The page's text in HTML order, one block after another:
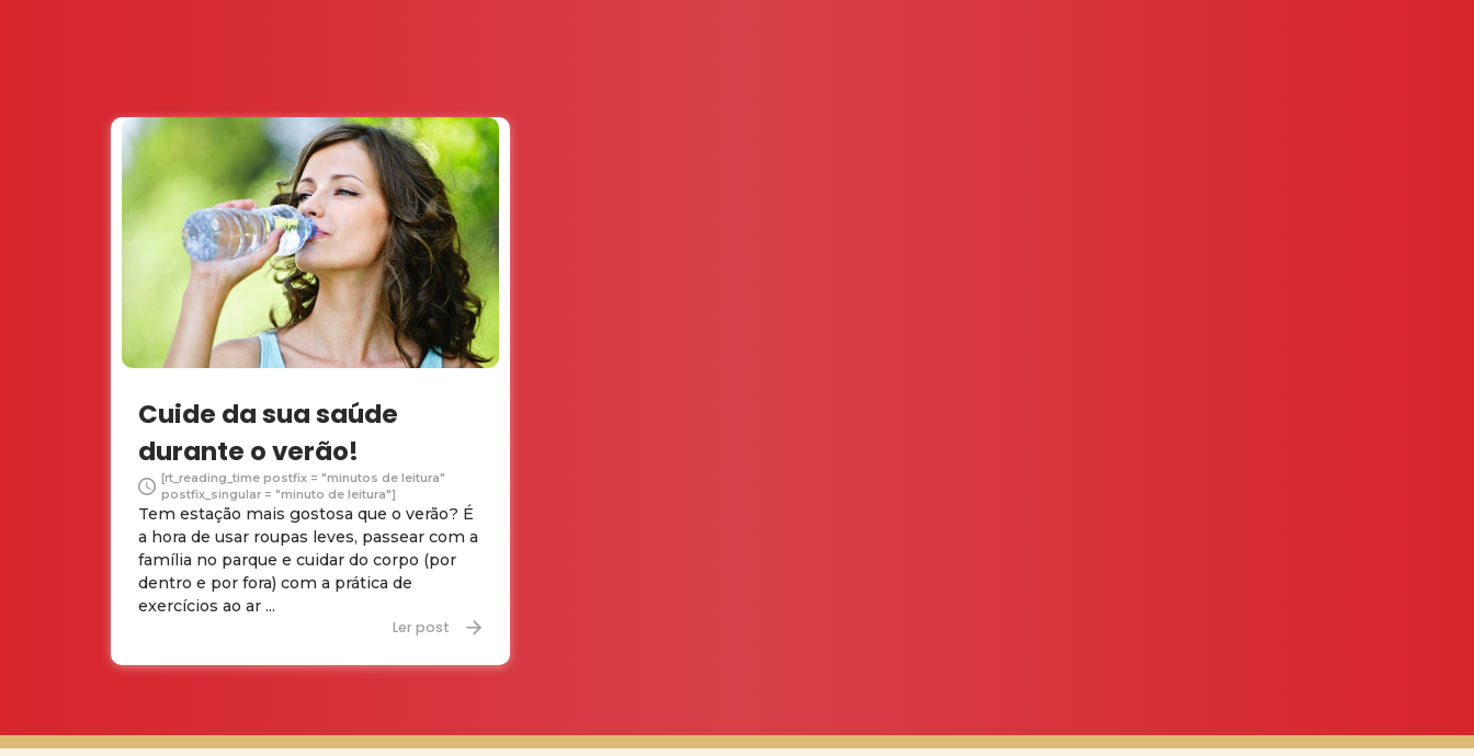
Cuide da sua saúde
durante o verão!
[rt_reading_time postfix = "minutos de leitura"
postfix_singular = "minuto de leitura"]
Tem estação mais gostosa que o verão? É
a hora de usar roupas leves, passear com a
família no parque e cuidar do corpo (por
dentro e por fora) com a prática de
exercícios ao ar ...
Ler post